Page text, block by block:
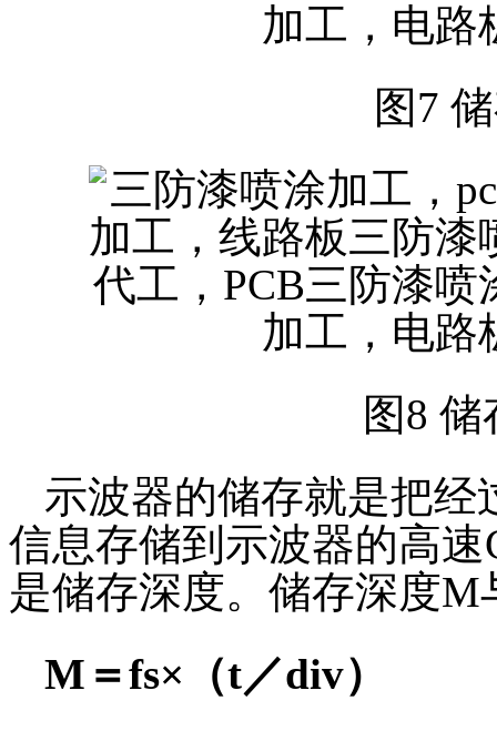
图7
图8 储
示波器的储存就是把
信息存储到示波器的高
是储存深度。储存深度
M＝fs×（t／div）